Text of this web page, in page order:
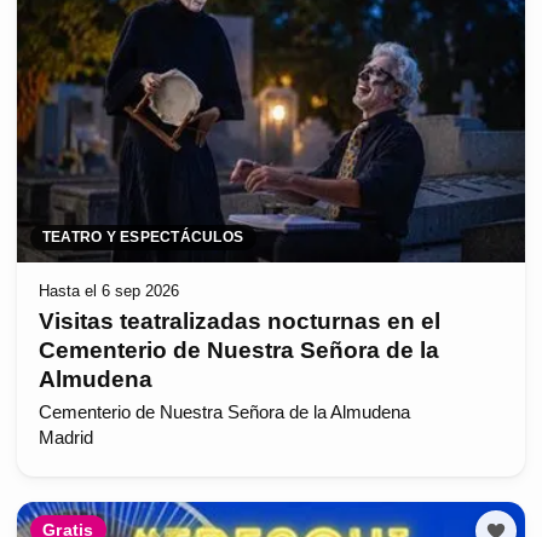
TEATRO Y ESPECTÁCULOS
Hasta el 6 sep 2026
Visitas teatralizadas nocturnas en el
Cementerio de Nuestra Señora de la
Almudena
Cementerio de Nuestra Señora de la Almudena
Madrid
Gratis